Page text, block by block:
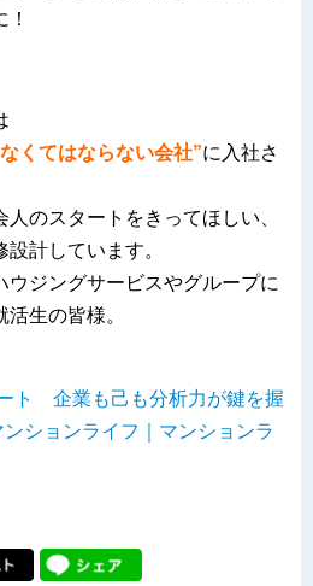
くてはならない会社”に入社さ
のスタートをきってほしい、
計しています。
ウジングサービスやグループに
生の皆様。
ト 企業も己も分析力が鍵を握
ションライフ｜マンションラ